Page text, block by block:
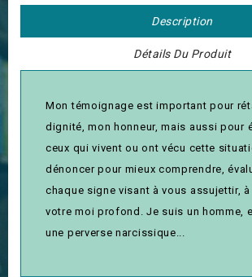
Description
Détails Du Produit
Mon témoignage est important pour
dignité, mon honneur, mais aussi pour
ceux qui vivent ou ont vécu cette
dénoncer pour mieux comprendre,
chaque signe visant à vous assujettir,
votre moi profond. Je suis un homme,
une perverse narcissique...